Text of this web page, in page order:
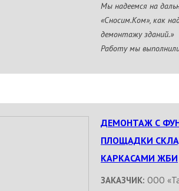
Мы надеемся на
«Сносим.Ком», как
демонтажу зданий.»
Работу мы
ДЕМОНТАЖ С
ПЛОЩАДКИ
КАРКАСАМИ ЖБИ
ЗАКАЗЧИК: ООО